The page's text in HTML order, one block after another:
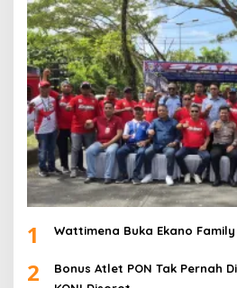
1 Wattimena Buka Ekano
2
Bonus Atlet PON Tak Pernah